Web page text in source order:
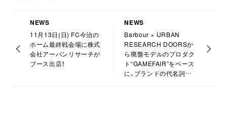
NEWS
11月13日(日) FC今治の
ホーム最終戦会場に株式
会社アーバンリサーチが
ブース出店！
NEWS
Barbour × URBAN
RESEARCH DOORSか
ら廃盤モデルのプロダク
ト“GAMEFAIR”をベース
に、ブランドの代名詞ワ